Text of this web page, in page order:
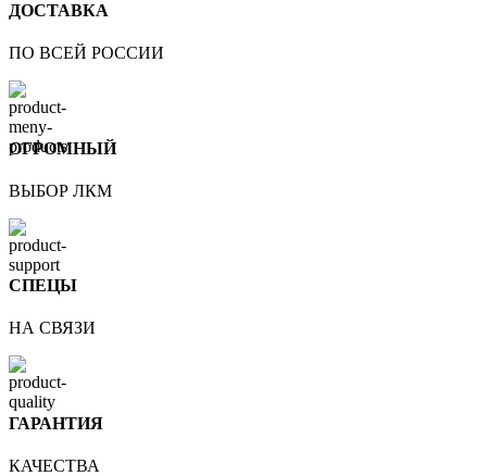
ДОСТАВКА
ПО ВСЕЙ РОССИИ
ОГРОМНЫЙ
ВЫБОР ЛКМ
СПЕЦЫ
НА СВЯЗИ
ГАРАНТИЯ
КАЧЕСТВА